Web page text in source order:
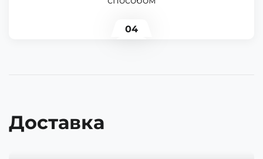
04
Доставка